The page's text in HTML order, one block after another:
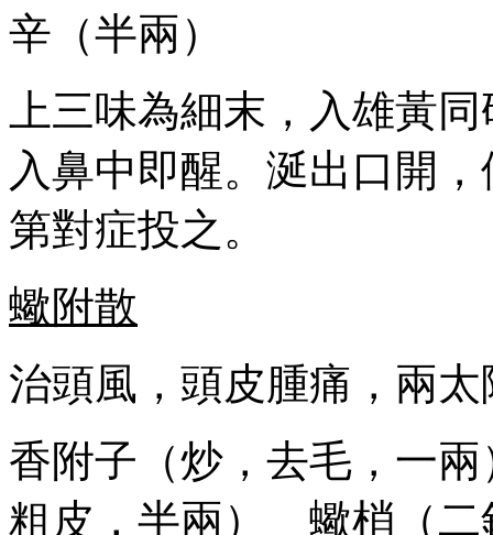
辛（半兩）
上三味為細末，入雄黃
入鼻中即醒。涎出口開
第對症投之。
蠍附散
治頭風，頭皮腫痛，兩
香附子（炒，去毛，一
粗皮，半兩） 蠍梢（二